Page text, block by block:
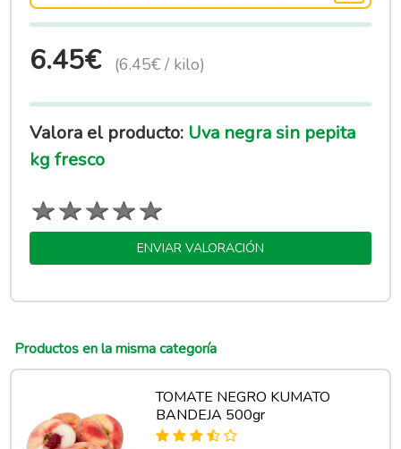
6.45€ (6.45€ / kilo)
Valora el producto: Uva negra sin pepita
kg fresco
ENVIAR VALORACIÓN
Productos en la misma categoría
TOMATE NEGRO KUMATO
BANDEJA 500gr